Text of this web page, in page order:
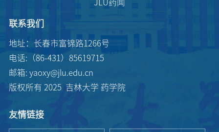
JLU药闻
联系我们
地址：长春市富锦路1266号
电话:（86-431）85619715
邮箱: yaoxy@jlu.edu.cn
版权所有 2025 吉林大学 药学院
友情链接